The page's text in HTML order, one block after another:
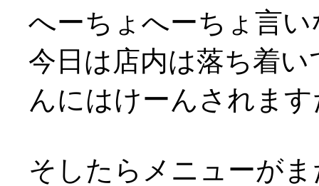
へーちょへーちょ言
今日は店内は落ち着
んにはけーんされます
そしたらメニューが